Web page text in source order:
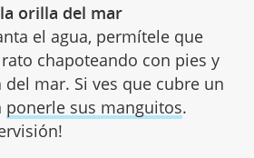
orilla del mar
el agua, permítele que
chapoteando con pies y
mar. Si ves que cubre un
ponerle sus manguitos.